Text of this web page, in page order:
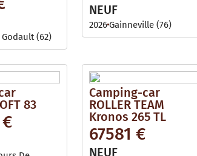
(62)
NEUF
2026Gainneville (76)
83
Camping-car
ROLLER TEAM
Kronos 265 TL
67581 €
NEUF